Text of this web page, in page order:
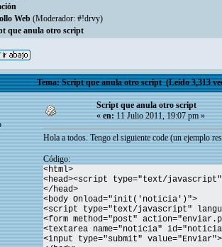
Web (Moderador: #!drvy)
que anula otro script
Tema: Script que anula otro script (Leído 3,313
Script que anula otro script
«en:11 Julio 2011, 19:07 pm »
Hola a todos. Tengo el siguiente code (un ejemplo
Código:
<html>
<head><script type="text/
</head>
<body Onload="init('noticia')">
<script type="text/javascript"
<form method="post"
<textarea name="noticia"
<input type="submit"